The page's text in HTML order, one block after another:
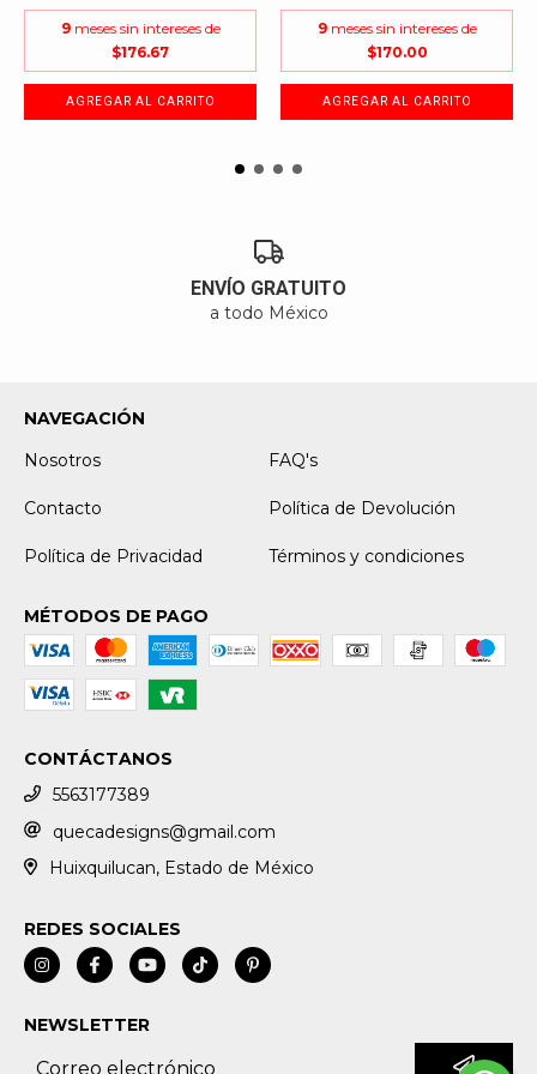
Dimensiones
Este encantador duende tiene el tamaño perfecto para
lucir como un adorno especial en tu hogar, con unas
cms). Su gorro trae un cordón que facilita colgarlo en tu
cualquier espacio donde lo coloques. Su peso es de
9 meses sin intereses de
$176.67
9 meses sin intereses de
$170.00
ENVÍO GRATUITO
a todo México
NAVEGACIÓN
Nosotros
FAQ's
Contacto Política de Devolución
Política de Privacidad Términos y condiciones
MÉTODOS DE PAGO
CONTÁCTANOS
5563177389
quecadesigns@gmail.com
Huixquilucan, Estado de México
REDES SOCIALES
NEWSLETTER